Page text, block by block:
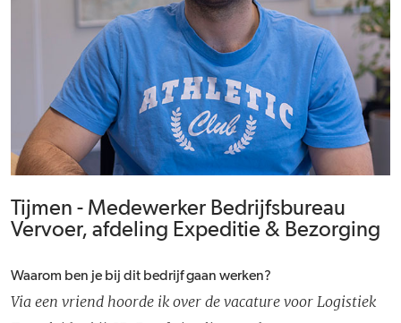
Tijmen - Medewerker Bedrijfsbureau
Vervoer, afdeling Expeditie & Bezorging
Waarom ben je bij dit bedrijf gaan werken?
Via een vriend hoorde ik over de vacature voor Logistiek